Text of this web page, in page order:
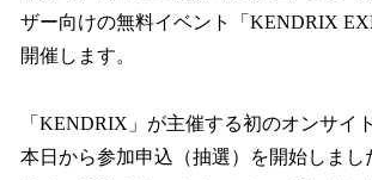
ザー向けの無料イベント「KENDRIX
開催します。
「KENDRIX」が主催する初のオンサイ
本日から参加申込（抽選）を開始しまし